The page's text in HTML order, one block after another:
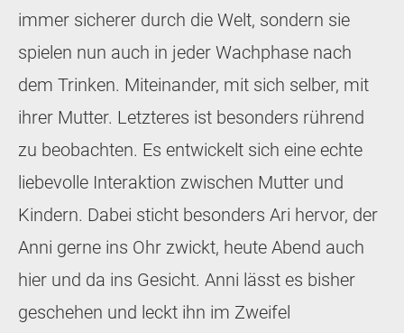
immer sicherer durch die Welt, sondern sie
spielen nun auch in jeder Wachphase nach
dem Trinken. Miteinander, mit sich selber, mit
ihrer Mutter. Letzteres ist besonders rührend
zu beobachten. Es entwickelt sich eine echte
liebevolle Interaktion zwischen Mutter und
Kindern. Dabei sticht besonders Ari hervor, der
Anni gerne ins Ohr zwickt, heute Abend auch
hier und da ins Gesicht. Anni lässt es bisher
geschehen und leckt ihn im Zweifel